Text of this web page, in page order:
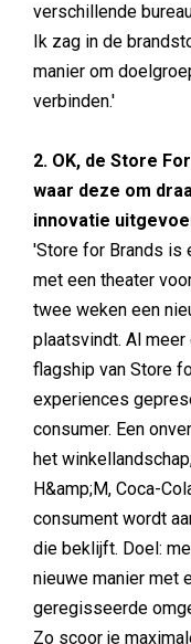
verschillende
Ik zag in de
manier om
verbinden.'
2. OK, de Store
waar deze om
innovatie
'Store for Brands is
met een theater
twee weken een
plaatsvindt. Al meer
flagship van Store
experiences
consumer. Een
het
H&amp;M, Coca-
consument wordt
die beklijft. Doel:
nieuwe manier met
geregisseerde
Zo scoor je